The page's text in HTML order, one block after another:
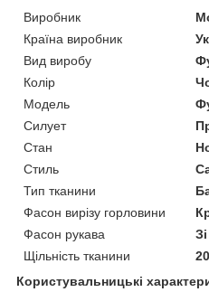
Виробник
Країна виробник
Вид виробу
Колір
Модель
Силует
Стан
Стиль
Тип тканини
Фасон вирізу горловини
Фасон рукава
Щільність тканини
Користувальницькі